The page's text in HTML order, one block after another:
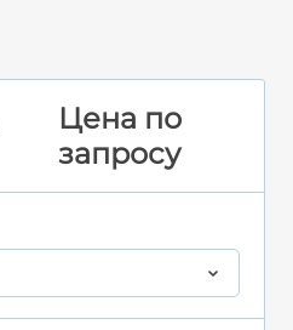
Цена по
запросу